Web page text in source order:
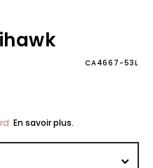
CA4667-53L
En savoir plus.